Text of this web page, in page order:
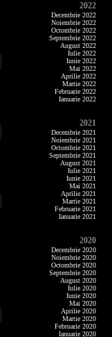
2022
Decembrie 2022
Noiembrie 2022
Octombrie 2022
Septembrie 2022
August 2022
Iulie 2022
Iunie 2022
Mai 2022
Aprilie 2022
Martie 2022
Februarie 2022
Ianuarie 2022
2021
Decembrie 2021
Noiembrie 2021
Octombrie 2021
Septembrie 2021
August 2021
Iulie 2021
Iunie 2021
Mai 2021
Aprilie 2021
Martie 2021
Februarie 2021
Ianuarie 2021
2020
Decembrie 2020
Noiembrie 2020
Octombrie 2020
Septembrie 2020
August 2020
Iulie 2020
Iunie 2020
Mai 2020
Aprilie 2020
Martie 2020
Februarie 2020
Ianuarie 2020